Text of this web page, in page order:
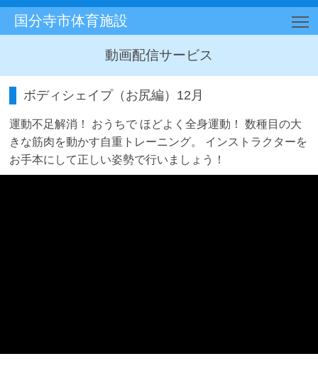
国分寺市体育施設
動画配信サービス
ボディシェイプ（お尻編）12月
運動不足解消！ おうちで ほどよく全身運動！ 数種目の大
きな筋肉を動かす自重トレーニング。 インストラクターを
お手本にして正しい姿勢で行いましょう！